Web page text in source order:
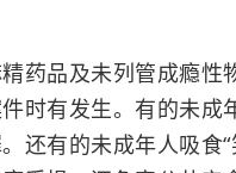
药品及未列管成瘾
时有发生。有的未成
还有的未成年人吸食